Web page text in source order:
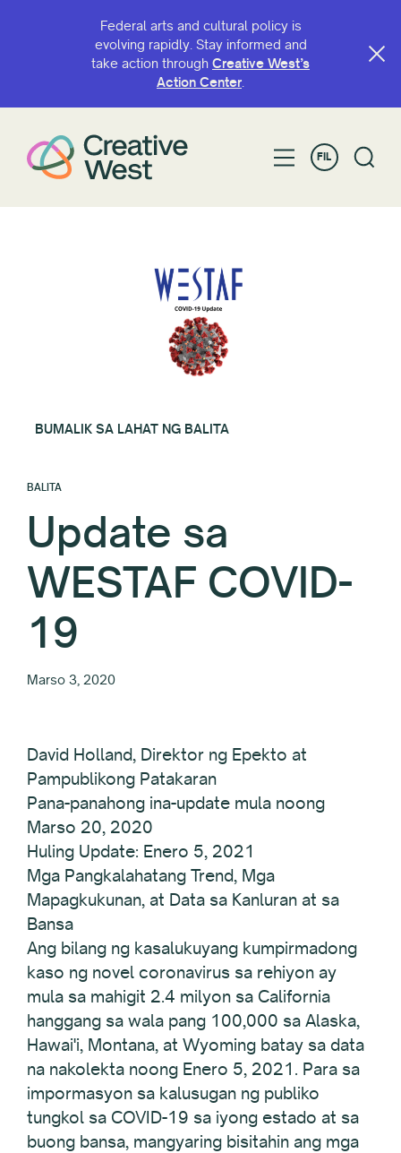
Federal arts and cultural policy is
evolving rapidly. Stay informed and
take action through Creative West’s
Action Center.
FIL
BUMALIK SA LAHAT NG BALITA
BALITA
Update sa
WESTAF COVID-
19
Marso 3, 2020
David Holland, Direktor ng Epekto at
Pampublikong Patakaran
Pana-panahong ina-update mula noong
Marso 20, 2020
Huling Update: Enero 5, 2021
Mga Pangkalahatang Trend, Mga
Mapagkukunan, at Data sa Kanluran at sa
Bansa
Ang bilang ng kasalukuyang kumpirmadong
kaso ng novel coronavirus sa rehiyon ay
mula sa mahigit 2.4 milyon sa California
hanggang sa wala pang 100,000 sa Alaska,
Hawai'i, Montana, at Wyoming batay sa data
na nakolekta noong Enero 5, 2021. Para sa
impormasyon sa kalusugan ng publiko
tungkol sa COVID-19 sa iyong estado at sa
buong bansa, mangyaring bisitahin ang mga